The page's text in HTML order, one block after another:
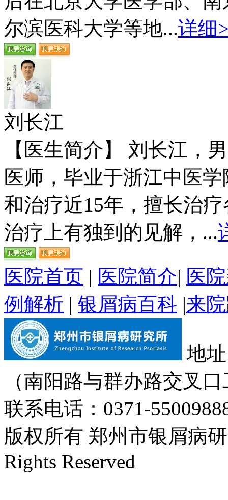
尔滨医科大学等地...详细
刘长江
【医生简介】 刘长江，
医师，毕业于浙江中医
和治疗近15年，擅长治
治疗上有独到的见解，...
医院首页 | 医院简介| 医
例解析 | 银屑病百科 |来
地
（南阳路与群办路交叉
联系电话：0371-
版权所有 郑州市银屑病
Rights Reserved